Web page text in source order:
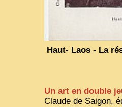
Haut- Laos - La
Un art en double
Claude de Saigon,